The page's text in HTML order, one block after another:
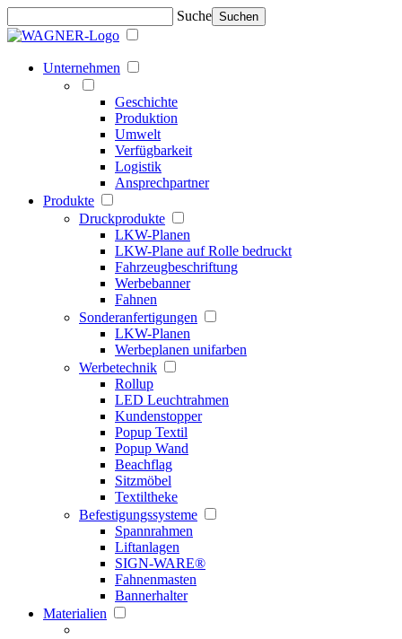
Suche Suchen
Unternehmen
Geschichte
Produktion
Umwelt
Verfügbarkeit
Logistik
Ansprechpartner
Produkte
Druckprodukte
LKW-Planen
LKW-Plane auf Rolle bedruckt
Fahrzeugbeschriftung
Werbebanner
Fahnen
Sonderanfertigungen
LKW-Planen
Werbeplanen unifarben
Werbetechnik
Rollup
LED Leuchtrahmen
Kundenstopper
Popup Textil
Popup Wand
Beachflag
Sitzmöbel
Textiltheke
Befestigungssysteme
Spannrahmen
Liftanlagen
SIGN-WARE®
Fahnenmasten
Bannerhalter
Materialien